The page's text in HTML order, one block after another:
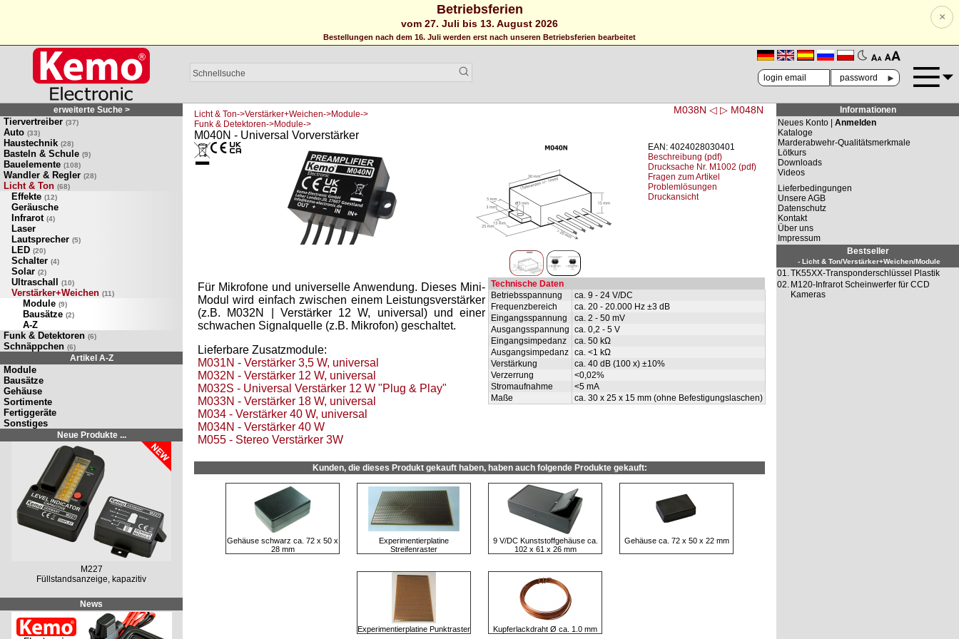
Betriebsferien
vom 27. Juli bis 13. August 2026
Bestellungen nach dem 16. Juli werden erst nach unseren Betriebsferien bearbeitet
×
🗛 🗚
►
erweiterte Suche >
Tiervertreiber (37)
Auto (33)
Haustechnik (28)
Basteln & Schule (9)
Bauelemente (108)
Wandler & Regler (28)
Licht & Ton (68)
Effekte (12)
Geräusche
Infrarot (4)
Laser
Lautsprecher (5)
LED (20)
Schalter (4)
Solar (2)
Ultraschall (10)
Verstärker+Weichen (11)
Module (9)
Bausätze (2)
A-Z
Funk & Detektoren (6)
Schnäppchen (6)
Artikel A-Z
Module
Bausätze
Gehäuse
Sortimente
Fertiggeräte
Sonstiges
Neue Produkte ...
M227
Füllstandsanzeige, kapazitiv
News
M038N ◁ ▷ M048N
Licht & Ton->Verstärker+Weichen->Module->
Funk & Detektoren->Module->
M040N - Universal Vorverstärker
EAN: 4024028030401
Beschreibung (pdf)
Drucksache Nr. M1002 (pdf)
Fragen zum Artikel
Problemlösungen
Druckansicht
Technische Daten
Betriebsspannung
ca. 9 - 24 V/DC
Frequenzbereich
ca. 20 - 20.000 Hz ±3 dB
Eingangsspannung
ca. 2 - 50 mV
Ausgangsspannung ca. 0,2 - 5 V
Eingangsimpedanz
ca. 50 kΩ
Ausgangsimpedanz ca. <1 kΩ
Verstärkung
ca. 40 dB (100 x) ±10%
Verzerrung
<0,02%
Stromaufnahme
<5 mA
Maße
ca. 30 x 25 x 15 mm (ohne Befestigungslaschen)
Für Mikrofone und universelle Anwendung. Dieses Mini-
Modul wird einfach zwischen einem Leistungsverstärker
(z.B. M032N | Verstärker 12 W, universal) und einer
schwachen Signalquelle (z.B. Mikrofon) geschaltet.
Lieferbare Zusatzmodule:
M031N - Verstärker 3,5 W, universal
M032N - Verstärker 12 W, universal
M032S - Universal Verstärker 12 W "Plug & Play"
M033N - Verstärker 18 W, universal
M034 - Verstärker 40 W, universal
M034N - Verstärker 40 W
M055 - Stereo Verstärker 3W
Kunden, die dieses Produkt gekauft haben, haben auch folgende Produkte gekauft:
Gehäuse schwarz ca. 72 x 50 x
28 mm
Experimentierplatine
Streifenraster
9 V/DC Kunststoffgehäuse ca.
102 x 61 x 26 mm
Gehäuse ca. 72 x 50 x 22 mm
Experimentierplatine Punktraster Kupferlackdraht Ø ca. 1.0 mm
Informationen
Neues Konto | Anmelden
Kataloge
Marderabwehr-Qualitätsmerkmale
Lötkurs
Downloads
Videos
Lieferbedingungen
Unsere AGB
Datenschutz
Kontakt
Über uns
Impressum
Bestseller
- Licht & Ton/Verstärker+Weichen/Module
01.TK55XX-Transponderschlüssel Plastik
02. M120-Infrarot Scheinwerfer für CCD
Kameras